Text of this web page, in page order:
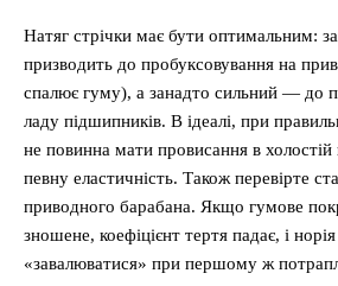
Натяг стрічки має бути оптимальним:
призводить до пробуксовування на
спалює гуму), а занадто сильний — до
ладу підшипників. В ідеалі, при
не повинна мати провисання в холостій
певну еластичність. Також перевірте
приводного барабана. Якщо гумове
зношене, коефіцієнт тертя падає, і
«завалюватися» при першому ж